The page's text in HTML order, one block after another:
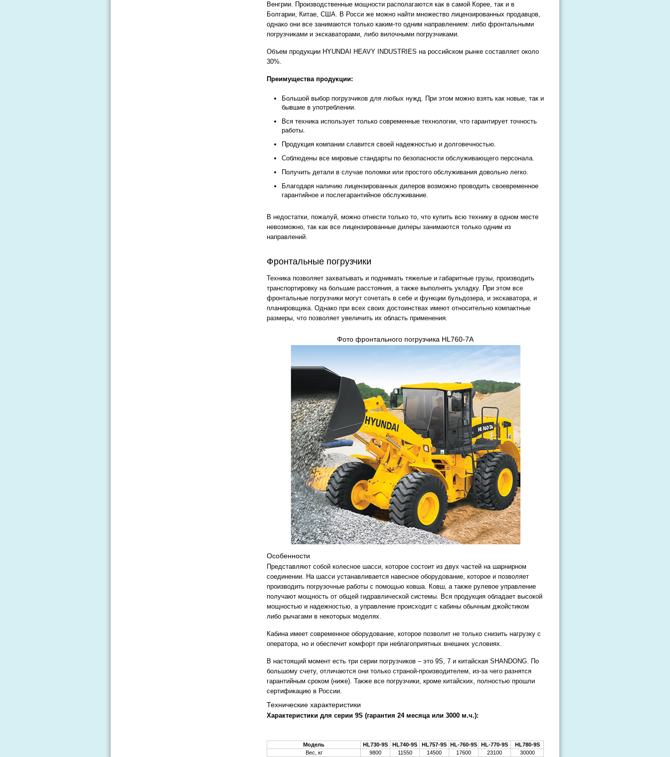
Венгрии. Производственные мощности располагаются как в самой Корее, так и в
Болгарии, Китае, США. В Росси же можно найти множество лицензированных продавцов,
однако они все занимаются только каким-то одним направлением: либо фронтальными
погрузчиками и экскаваторами, либо вилочными погрузчиками.
Объем продукции HYUNDAI HEAVY INDUSTRIES на российском рынке составляет около
30%.
Преимущества продукции:
Большой выбор погрузчиков для любых нужд. При этом можно взять как новые, так и
бывшие в употреблении.
Вся техника использует только современные технологии, что гарантирует точность
работы.
Продукция компании славится своей надежностью и долговечностью.
Соблюдены все мировые стандарты по безопасности обслуживающего персонала.
Получить детали в случае поломки или простого обслуживания довольно легко.
Благодаря наличию лицензированных дилеров возможно проводить своевременное
гарантийное и послегарантийное обслуживание.
В недостатки, пожалуй, можно отнести только то, что купить всю технику в одном месте
невозможно, так как все лицензированные дилеры занимаются только одним из
направлений.
Фронтальные погрузчики
Техника позволяет захватывать и поднимать тяжелые и габаритные грузы, производить
транспортировку на большие расстояния, а также выполнять укладку. При этом все
фронтальные погрузчики могут сочетать в себе и функции бульдозера, и экскаватора, и
планировщика. Однако при всех своих достоинствах имеют относительно компактные
размеры, что позволяет увеличить их область применения.
Фото фронтального погрузчика HL760-7A
Особенности
Представляют собой колесное шасси, которое состоит из двух частей на шарнирном
соединении. На шасси устанавливается навесное оборудование, которое и позволяет
производить погрузочные работы с помощью ковша. Ковш, а также рулевое управление
получают мощность от общей гидравлической системы. Вся продукция обладает высокой
мощностью и надежностью, а управление происходит с кабины обычным джойстиком
либо рычагами в некоторых моделях.
Кабина имеет современное оборудование, которое позволит не только снизить нагрузку с
оператора, но и обеспечит комфорт при неблагоприятных внешних условиях.
В настоящий момент есть три серии погрузчиков – это 9S, 7 и китайская SHANDONG. По
большому счету, отличаются они только страной-производителем, из-за чего разнятся
гарантийным сроком (ниже). Также все погрузчики, кроме китайских, полностью прошли
сертификацию в России.
Технические характеристики
Характеристики для серии 9S (гарантия 24 месяца или 3000 м.ч.):
Модель HL730-9S HL740-9S HL757-9S HL-760-9S HL-770-9S
HL780-9S
Вес, кг
9800 11550 14500 17600 23100
30000